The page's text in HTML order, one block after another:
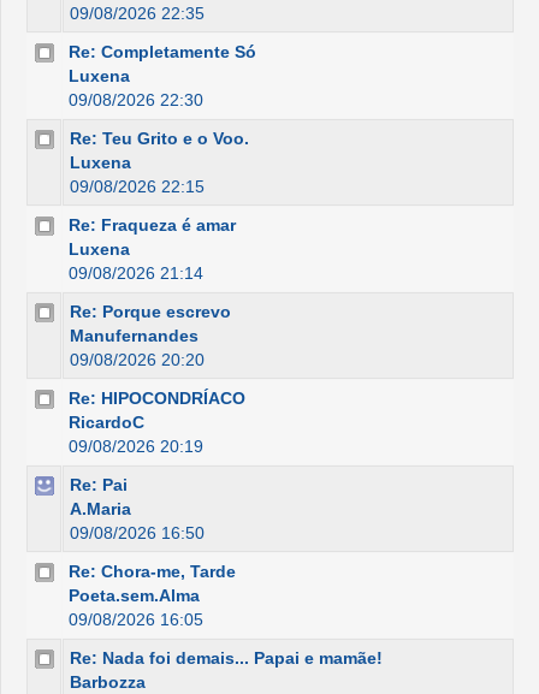
09/08/2026 22:35
Re: Completamente Só
Luxena
09/08/2026 22:30
Re: Teu Grito e o Voo.
Luxena
09/08/2026 22:15
Re: Fraqueza é amar
Luxena
09/08/2026 21:14
Re: Porque escrevo
Manufernandes
09/08/2026 20:20
Re: HIPOCONDRÍACO
RicardoC
09/08/2026 20:19
Re: Pai
A.Maria
09/08/2026 16:50
Re: Chora-me, Tarde
Poeta.sem.Alma
09/08/2026 16:05
Re: Nada foi demais... Papai e mamãe!
Barbozza